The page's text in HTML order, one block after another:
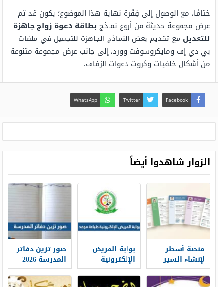
ختامًا، مع الوصول إلى فِقْرة نهاية هذا الموضوع؛ يكون قد تم
عرض مجموعة حديثة من أروع نماذج بطاقة دعوة زواج جاهزة
للتعديل مع تقديم بعض النماذج الجاهزة للتجميل في ملفات
بي دي إف ومايكروسوفت وورد، إلى جانب عرض مجموعة متنوعة
من أشكال خلفيات وكروت دعوات الزفاف.
Facebook
Twitter
WhatsApp
الزوار شاهدوا أيضاً
منصة أسطر
لإنشاء السير
الذاتية: حين
تتحول الخبرات
بوابة المريض
الإلكترونية
طباعة موعد
والتسجيل فيه
صور تزين دفاتر
المدرسة 2026